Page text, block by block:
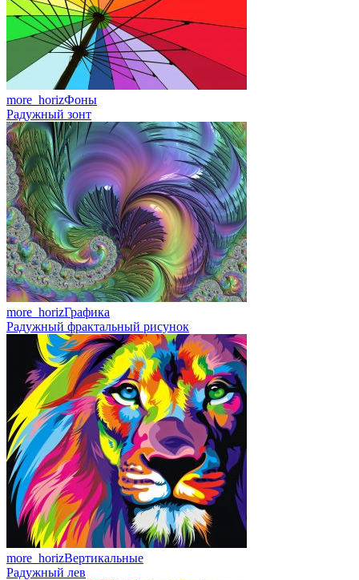
more_horizФоны
Радужный зонт
more_horizГрафика
Радужный фрактальный рисунок
more_horizВертикальные
Радужный лев